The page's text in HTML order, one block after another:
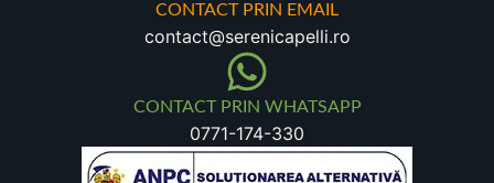
CONTACT PRIN EMAIL
contact@serenicapelli.ro
CONTACT PRIN WHATSAPP
0771-174-330